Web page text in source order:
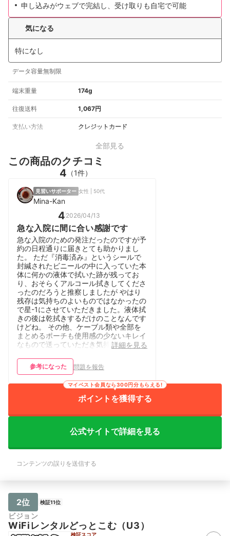
申し込みがウェブで完結し、受け取りも自宅で可能
気になる
特になし
データ容量無制限
端末重量 174g
往復送料 1,067円
支払い方法 クレジットカード
全部見る
この商品のクチコミ
4 （1件）
見習いサポーター 女性 | 50代
Mina-Kan
4 2026/04/13
急な入院に間に合い感謝です
急な入院のための発注だったのですが予
約の日程通りに届きとても助かりまし
た。 ただ『消毒済み』というシールで
封緘されたビニールの中に入っていた本
体に何かの液体で拭いた跡が残ってお
り、おそらくアルコール拭きしてくださ
ったのだろうと推察しましたが やはり
残存は気持ちのよいものではなかったの
で星-1にさせていただきました。液体拭
きの後は乾拭きするだけのことなんです
けどね。 その他、ケーブル類や全部を
まとめるポーチも使用感の少ないキレイ
なもので送っていただき気持ちよく使用
た。
詳細を見る
参考になった 問題を報告
ポイントを獲得する
マイベスト会員なら300円分もらえる!
公式サイトで詳細を見る
コンテンツの誤りを送信する
2位 検証11位
ビジョン
WiFiレンタルどっとこむ（U3）
検証スコア